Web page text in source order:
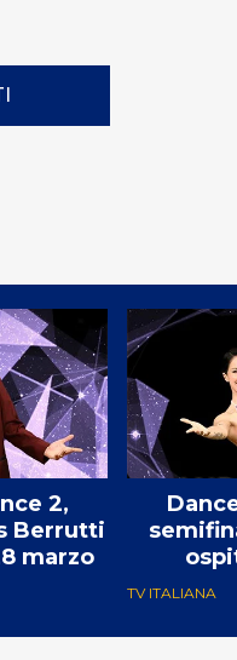
2,
Berrutti
marzo
TV ITALIANA